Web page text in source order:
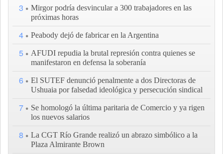
3
Mirgor podría desvincular a 300 trabajadores en las
próximas horas
4 Peabody dejó de fabricar en la Argentina
5
AFUDI repudia la brutal represión contra quienes se
manifestaron en defensa la soberanía
6
El SUTEF denunció penalmente a dos Directoras de
Ushuaia por falsedad ideológica y persecución sindical
7
Se homologó la última paritaria de Comercio y ya rigen
los nuevos salarios
8
La CGT Río Grande realizó un abrazo simbólico a la
Plaza Almirante Brown